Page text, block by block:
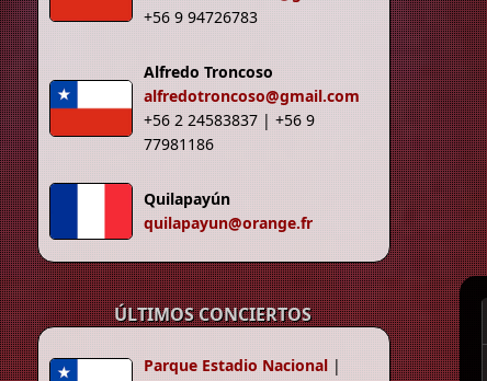
+56 9 94726783
Alfredo Troncoso
alfredotroncoso@gmail.com
+56 2 24583837 | +56 9
77981186
Quilapayún
quilapayun@orange.fr
ÚLTIMOS CONCIERTOS
Parque Estadio Nacional |